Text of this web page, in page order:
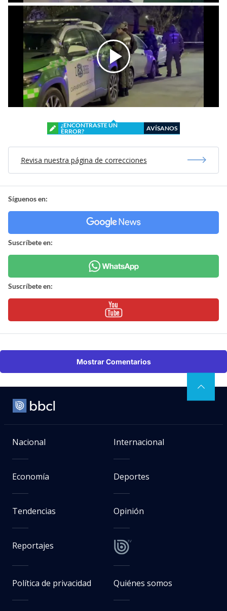
¿ENCONTRASTE UN
ERROR?
AVÍSANOS
Revisa nuestra página de correcciones
Síguenos en:
Suscríbete en:
Suscríbete en:
Mostrar Comentarios
Nacional Internacional
Economía Deportes
Tendencias Opinión
Reportajes
Política de privacidad Quiénes somos